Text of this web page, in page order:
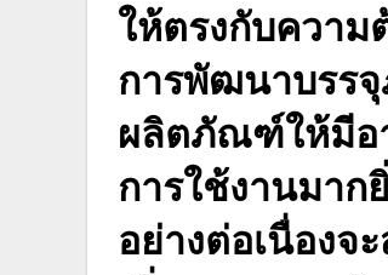
ให้ตรงกับความ
การพัฒนาบรร
ผลิตภัณฑ์ให้มีอ
การใช้งานมา
อย่างต่อเนื่องจ